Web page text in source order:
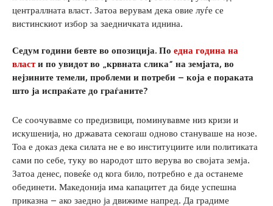
централлната власт. Затоа верувам дека овие луѓе се
вистинскиот избор за заедничката иднина.
Седум години бевте во опозиција. По една година на
власти по увидот во „крвната слика“ на земјата, во
нејзините темели, проблеми и потреби – која е пораката
што ја испраќате до граѓаните?
Се соочувавме со предизвици, поминувавме низ кризи и
искушенија, но државата секогаш одново стануваше на нозе.
Тоа е доказ дека силата не е во институциите или политиката
сами по себе, туку во народот што верува во својата земја.
Затоа денес, повеќе од кога било, потребно е да останеме
обединети. Македонија има капацитет да биде успешна
приказна – ако заедно ја движиме напред. Да градиме